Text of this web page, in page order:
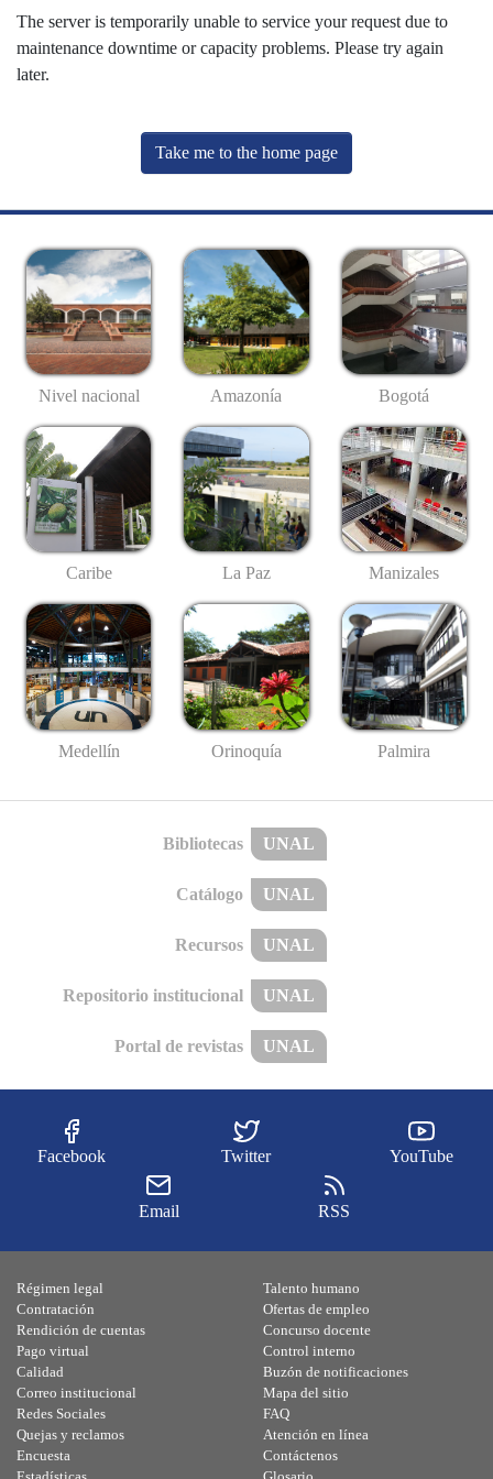
The server is temporarily unable to service your request due to
maintenance downtime or capacity problems. Please try again
later.
Take me to the home page
Nivel nacional Amazonía Bogotá
Caribe La Paz Manizales
Medellín Orinoquía Palmira
Bibliotecas UNAL
Catálogo UNAL
Recursos UNAL
Repositorio institucional UNAL
Portal de revistas UNAL
Facebook Twitter YouTube
Email RSS
Régimen legal
Contratación
Rendición de cuentas
Pago virtual
Calidad
Talento humano
Ofertas de empleo
Concurso docente
Control interno
Buzón de notificaciones
Correo institucional
Redes Sociales
Quejas y reclamos
Encuesta
Mapa del sitio
FAQ
Atención en línea
Contáctenos